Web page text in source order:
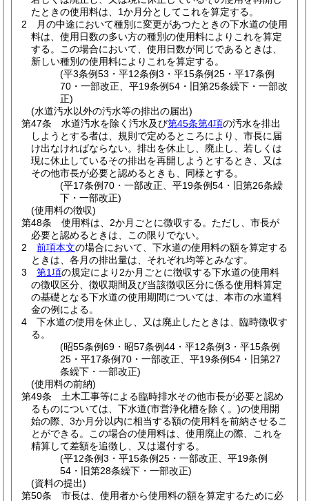
たときの使用料は、1か月分としてこれを算定する。
2
月の中途において種別に変更があつたときの下水道の使用
料は、使用日数の多い方の種別の使用料によりこれを算定
する。
この場合において、使用日数が同じであるときは、
新しい種別の使用料によりこれを算定する。
(平3条例53・平12条例3・平15条例25・平17条例
70・一部改正、平19条例54・旧第25条繰下・一部改
正)
(水道汚水以外の汚水等の排出の届出)
第47条
水道汚水を除く汚水及び第45条第4項の汚水を排出
しようとする者は、規則で定めるところにより、市長に届
け出なければならない。 排出を休止し、廃止し、若しくは
現に休止しているその排出を再開しようとするとき、又は
その他市長が必要と認めるときも、同様とする。
(平17条例70・一部改正、平19条例54・旧第26条繰
下・一部改正)
(使用料の徴収)
第48条
使用料は、2か月ごとに徴収する。 ただし、市長が
必要と認めるときは、この限りでない。
2
前項本文の場合において、下水道の使用料の額を算定する
ときは、各月の排出量は、それぞれ均等とみなす。
3
第1項の規定により2か月ごとに徴収する下水道の使用料
の徴収区分、徴収期間及び当該徴収区分に係る使用料算定
の基礎となる下水道の使用期間については、本市の水道料
金の例による。
4
下水道の使用を休止し、又は廃止したときは、臨時徴収す
る。
(昭55条例69・昭57条例44・平12条例3・平15条例
25・平17条例70・一部改正、平19条例54・旧第27
条繰下・一部改正)
(使用料の前納)
第49条
土木工事等による臨時排水その他市長が必要と認め
るものについては、下水道(市営浄化槽を除く。)の使用開
始の際、3か月分以内に相当する額の使用料を前納させるこ
とができる。
この場合の使用料は、使用廃止の際、これを
精算して差額を追徴し、又は還付する。
(平12条例3・平15条例25・一部改正、平19条例
54・旧第28条繰下・一部改正)
(資料の提出)
第50条
市長は、使用者から使用料の額を算定するために必